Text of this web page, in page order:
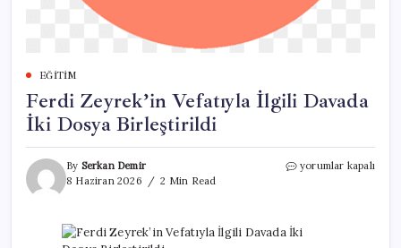
EĞITIM
Ferdi Zeyrek’in Vefatıyla İlgili Davada
İki Dosya Birleştirildi
By Serkan Demir
8 Haziran 2026
2 Min Read
Ferdi
Davada
İki
yorumlar kapalı